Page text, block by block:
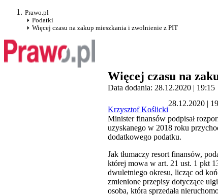
Prawo.pl
Podatki
Więcej czasu na zakup mieszkania i zwolnienie z PIT
Więcej czasu na
Data dodania: 28.12.2020 | 19:15
Krzysztof Koślicki
28.12.2020 |
Minister finansów podpisał
uzyskanego w 2018 roku
dodatkowego podatku.
Jak tłumaczy resort finansów,
której mowa w art. 21 ust. 1 pkt
dwuletniego okresu, licząc od
zmienione przepisy dotyczące
osoba, która sprzedała